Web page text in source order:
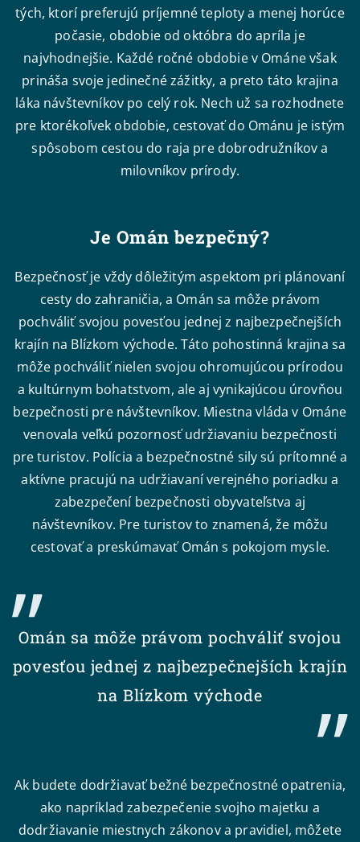
tých, ktorí preferujú príjemné teploty a menej horúce
počasie, obdobie od októbra do apríla je
najvhodnejšie. Každé ročné obdobie v Ománe však
prináša svoje jedinečné zážitky, a preto táto krajina
láka návštevníkov po celý rok. Nech už sa rozhodnete
pre ktorékoľvek obdobie, cestovať do Ománu je istým
spôsobom cestou do raja pre dobrodružníkov a
milovníkov prírody.
Je Omán bezpečný?
Bezpečnosť je vždy dôležitým aspektom pri plánovaní
cesty do zahraničia, a Omán sa môže právom
pochváliť svojou povesťou jednej z najbezpečnejších
krajín na Blízkom východe. Táto pohostinná krajina sa
môže pochváliť nielen svojou ohromujúcou prírodou
a kultúrnym bohatstvom, ale aj vynikajúcou úrovňou
bezpečnosti pre návštevníkov. Miestna vláda v Ománe
venovala veľkú pozornosť udržiavaniu bezpečnosti
pre turistov. Polícia a bezpečnostné sily sú prítomné a
aktívne pracujú na udržiavaní verejného poriadku a
zabezpečení bezpečnosti obyvateľstva aj
návštevníkov. Pre turistov to znamená, že môžu
cestovať a preskúmavať Omán s pokojom mysle.
Omán sa môže právom pochváliť svojou
povesťou jednej z najbezpečnejších krajín
na Blízkom východe
Ak budete dodržiavať bežné bezpečnostné opatrenia,
ako napríklad zabezpečenie svojho majetku a
dodržiavanie miestnych zákonov a pravidiel, môžete